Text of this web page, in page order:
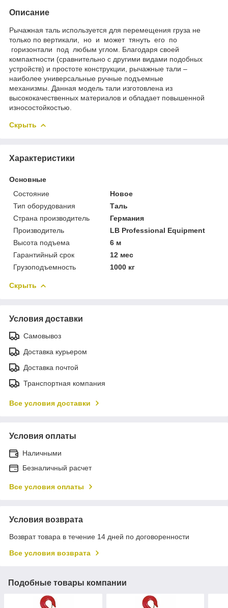
Описание
Рычажная таль используется для перемещения груза не
только по вертикали, но и может тянуть его по
горизонтали под любым углом. Благодаря своей
компактности (сравнительно с другими видами подобных
устройств) и простоте конструкции, рычажные тали –
наиболее универсальные ручные подъемные
механизмы. Данная модель тали изготовлена из
высококачественных материалов и обладает повышенной
износостойкостью.
Скрыть
Характеристики
Основные
Состояние
Новое
Тип оборудования
Таль
Страна производитель
Германия
Производитель
LB Professional Equipment
Высота подъема
6 м
Гарантийный срок
12 мес
Грузоподъемность
1000 кг
Скрыть
Условия доставки
Самовывоз
Доставка курьером
Доставка почтой
Транспортная компания
Все условия доставки
Условия оплаты
Наличными
Безналичный расчет
Все условия оплаты
Условия возврата
Возврат товара в течение 14 дней по договоренности
Все условия возврата
Подобные товары компании